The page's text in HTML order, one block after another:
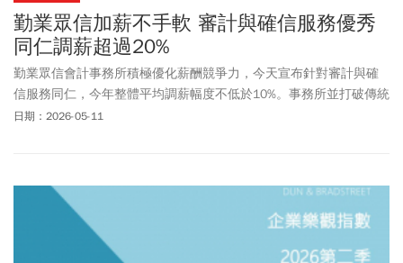
勤業眾信加薪不手軟 審計與確信服務優秀
同仁調薪超過20%
勤業眾信會計事務所積極優化薪酬競爭力，今天宣布針對審計與確
信服務同仁，今年整體平均調薪幅度不低於10%。事務所並打破傳統
年資框架，實施彈性升遷與高績效調薪制度，對具潛力與高績效的
日期：2026-05-11